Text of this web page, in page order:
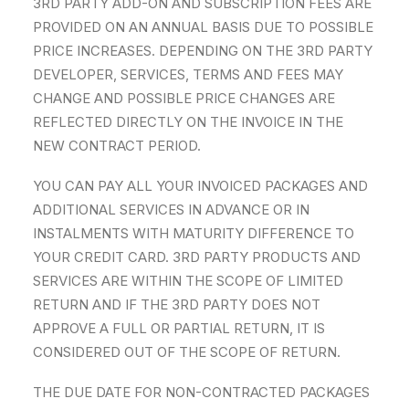
PROVIDED ON AN ANNUAL BASIS DUE TO POSSIBLE
PRICE INCREASES. DEPENDING ON THE 3RD PARTY
DEVELOPER, SERVICES, TERMS AND FEES MAY
CHANGE AND POSSIBLE PRICE CHANGES ARE
REFLECTED DIRECTLY ON THE INVOICE IN THE
NEW CONTRACT PERIOD.
YOU CAN PAY ALL YOUR INVOICED PACKAGES AND
ADDITIONAL SERVICES IN ADVANCE OR IN
INSTALMENTS WITH MATURITY DIFFERENCE TO
YOUR CREDIT CARD. 3RD PARTY PRODUCTS AND
SERVICES ARE WITHIN THE SCOPE OF LIMITED
RETURN AND IF THE 3RD PARTY DOES NOT
APPROVE A FULL OR PARTIAL RETURN, IT IS
CONSIDERED OUT OF THE SCOPE OF RETURN.
THE DUE DATE FOR NON-CONTRACTED PACKAGES